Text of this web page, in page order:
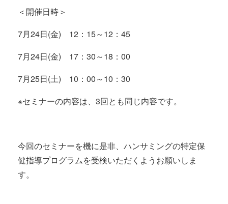
＜開催日時＞
7月24日(金) 12：15～12：45
7月24日(金) 17：30～18：00
7月25日(土) 10：00～10：30
※セミナーの内容は、3回とも同じ内容です。
今回のセミナーを機に是非、ハンサミングの特定保
健指導プログラムを受検いただくようお願いしま
す。